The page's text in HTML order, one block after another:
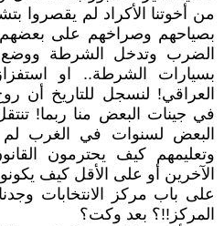
من أخوتنا الأكراد لم يقصروا
بصياحهم وصراخهم على
الضرب وتدخل الشرطة ووضع
بسيارات الشرطة.. او
العراقي! لنسجل للتاريخ أن
في جينات البعض منا ربما!
البعض لسنوات في الغرب
وتعليمهم كيف يحترمون
الآخرين أو على الأقل كيف
على باب مركز الانتخابات
المركز!!؟ بعد وكت؟